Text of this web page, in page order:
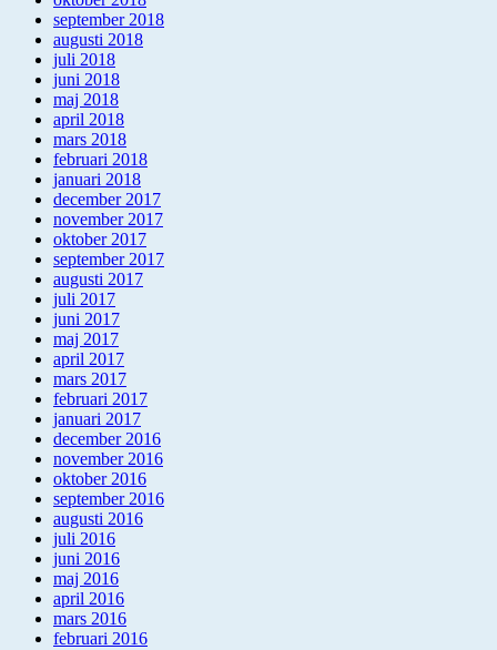
september 2018
augusti 2018
juli 2018
juni 2018
maj 2018
april 2018
mars 2018
februari 2018
januari 2018
december 2017
november 2017
oktober 2017
september 2017
augusti 2017
juli 2017
juni 2017
maj 2017
april 2017
mars 2017
februari 2017
januari 2017
december 2016
november 2016
oktober 2016
september 2016
augusti 2016
juli 2016
juni 2016
maj 2016
april 2016
mars 2016
februari 2016